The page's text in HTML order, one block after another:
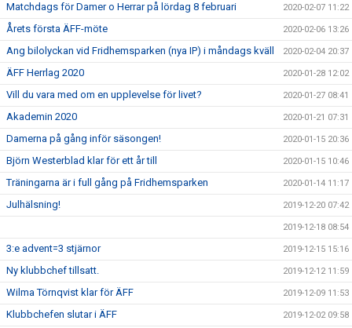
Matchdags för Damer o Herrar på lördag 8 februari 2020-02-07 11:22
Årets första ÄFF-möte 2020-02-06 13:26
Ang bilolyckan vid Fridhemsparken (nya IP) i måndags kväll 2020-02-04 20:37
ÄFF Herrlag 2020 2020-01-28 12:02
Vill du vara med om en upplevelse för livet? 2020-01-27 08:41
Akademin 2020 2020-01-21 07:31
Damerna på gång inför säsongen! 2020-01-15 20:36
Björn Westerblad klar för ett år till 2020-01-15 10:46
Träningarna är i full gång på Fridhemsparken 2020-01-14 11:17
Julhälsning! 2019-12-20 07:42
2019-12-18 08:54
3:e advent=3 stjärnor 2019-12-15 15:16
Ny klubbchef tillsatt. 2019-12-12 11:59
Wilma Törnqvist klar för ÄFF 2019-12-09 11:53
Klubbchefen slutar i ÄFF 2019-12-02 09:58